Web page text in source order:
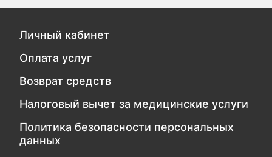
Личный кабинет
Оплата услуг
Возврат средств
Налоговый вычет за медицинские услуги
Политика безопасности персональных
данных